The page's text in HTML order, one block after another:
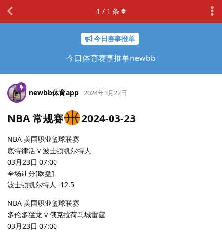
今日赛事推单
今日体育赛事推单newbb
1 / 1 条
newbb体育app 2024年3月22日
NBA 常规赛 2024-03-23
NBA 美国职业篮球联赛
底特律活 v 波士顿凯尔特人
03月23日 07:00
全场让分[欧盘]
波士顿凯尔特人 -12.5
NBA 美国职业篮球联赛
多伦多猛龙 v 俄克拉荷马城雷霆
03月23日 07:00